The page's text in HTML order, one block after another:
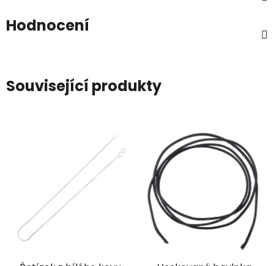
Hodnocení
Související produkty